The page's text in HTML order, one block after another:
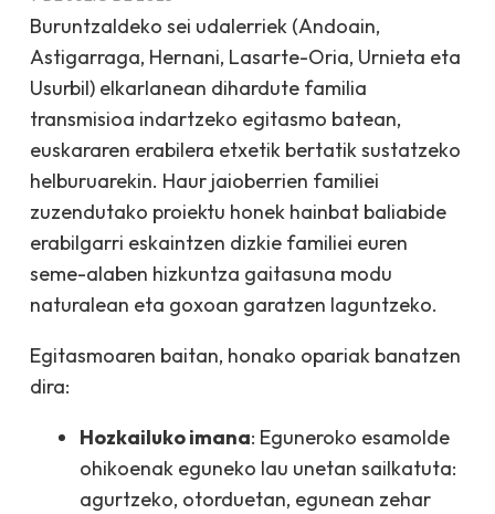
Buruntzaldeko sei udalerriek (Andoain,
Astigarraga, Hernani, Lasarte-Oria, Urnieta eta
Usurbil) elkarlanean dihardute familia
transmisioa indartzeko egitasmo batean,
euskararen erabilera etxetik bertatik sustatzeko
helburuarekin. Haur jaioberrien familiei
zuzendutako proiektu honek hainbat baliabide
erabilgarri eskaintzen dizkie familiei euren
seme-alaben hizkuntza gaitasuna modu
naturalean eta goxoan garatzen laguntzeko.
Egitasmoaren baitan, honako opariak banatzen
dira:
Hozkailuko imana: Eguneroko esamolde
ohikoenak eguneko lau unetan sailkatuta:
agurtzeko, otorduetan, egunean zehar